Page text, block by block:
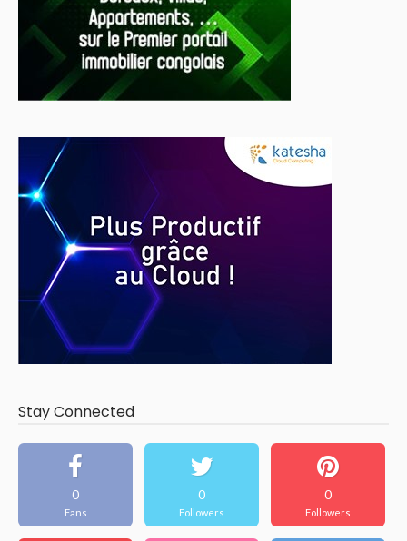
Stay Connected
0
Fans
0
Followers
0
Followers